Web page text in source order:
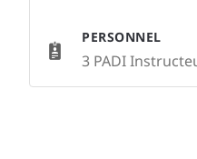
PERSONNEL
3 PADI